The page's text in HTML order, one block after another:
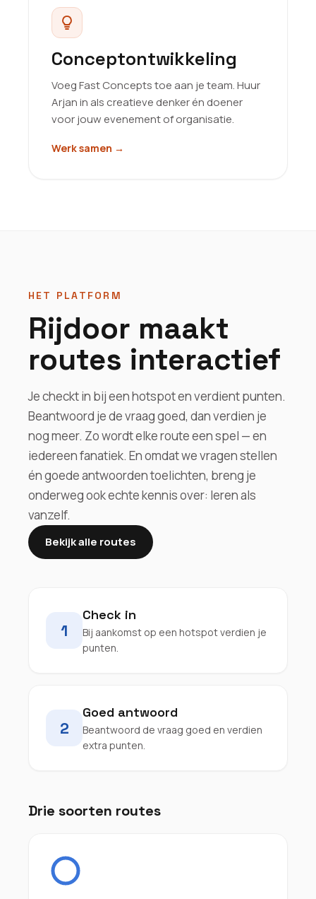
Conceptontwikkeling
Voeg Fast Concepts toe aan je team. Huur
Arjan in als creatieve denker én doener
voor jouw evenement of organisatie.
Werk samen →
HET PLATFORM
Rijdoor maakt
routes interactief
Je checkt in bij een hotspot en verdient punten.
Beantwoord je de vraag goed, dan verdien je
nog meer. Zo wordt elke route een spel — en
iedereen fanatiek. En omdat we vragen stellen
én goede antwoorden toelichten, breng je
onderweg ook echte kennis over: leren als
vanzelf.
Bekijk alle routes
1
Check in
Bij aankomst op een hotspot verdien je
punten.
2
Goed antwoord
Beantwoord de vraag goed en verdien
extra punten.
Drie soorten routes